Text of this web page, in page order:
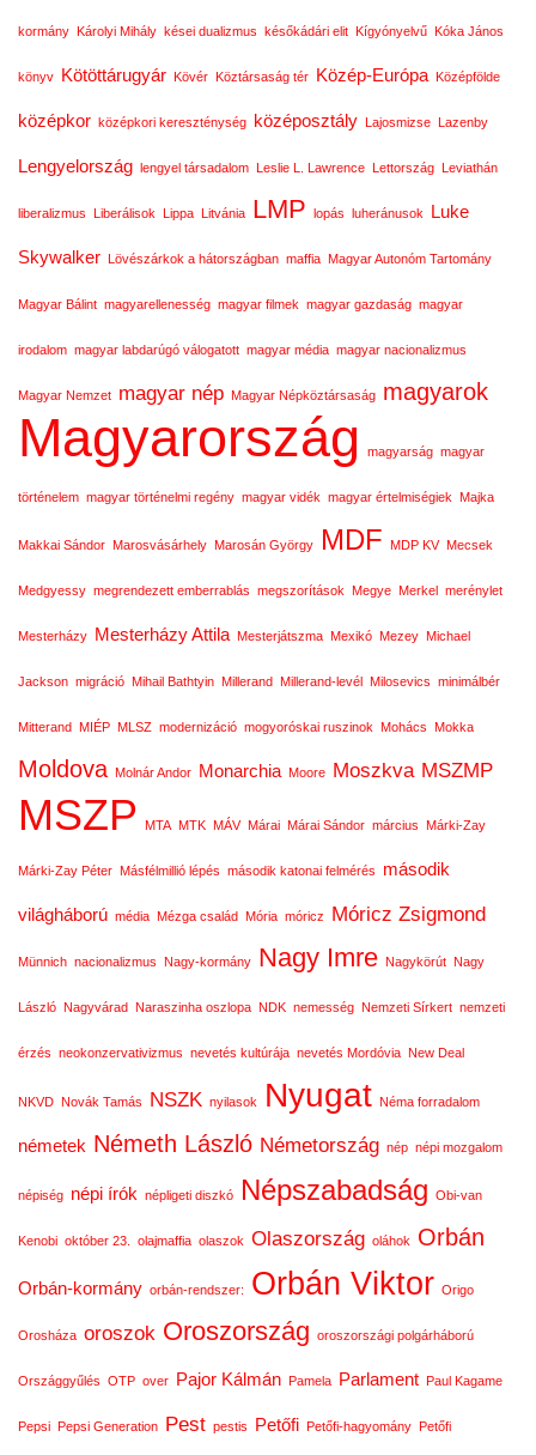
kormány Károlyi Mihály kései dualizmus későkádári elit Kígyónyelvű Kóka János
könyv Kötöttárugyár Kövér Köztársaság tér Közép-Európa Középfölde
középkor középkori kereszténység középosztály Lajosmizse Lazenby
Lengyelország lengyel társadalom Leslie L. Lawrence Lettország Leviathán
liberalizmus Liberálisok Lippa Litvánia LMP lopás luheránusok Luke
Skywalker Lövészárkok a hátországban maffia Magyar Autonóm Tartomány
Magyar Bálint magyarellenesség magyar filmek magyar gazdaság magyar
irodalom magyar labdarúgó válogatott magyar média magyar nacionalizmus
Magyar Nemzet magyar nép Magyar Népköztársaság magyarok
Magyarország magyarság magyar
történelem magyar történelmi regény magyar vidék magyar értelmiségiek Majka
Makkai Sándor Marosvásárhely Marosán György MDF MDP KV Mecsek
Medgyessy megrendezett emberrablás megszorítások Megye Merkel merénylet
Mesterházy Mesterházy Attila Mesterjátszma Mexikó Mezey Michael
Jackson migráció Mihail Bathtyin Millerand Millerand-levél Milosevics minimálbér
Mitterand MIÉP MLSZ modernizáció mogyoróskai ruszinok Mohács Mokka
Moldova Molnár Andor Monarchia Moore Moszkva MSZMP
MSZP MTA MTK MÁV Márai Márai Sándor március Márki-Zay
Márki-Zay Péter Másfélmillió lépés második katonai felmérés második
világháború média Mézga család Mória móricz Móricz Zsigmond
Münnich nacionalizmus Nagy-kormány Nagy Imre Nagykörút Nagy
László Nagyvárad Naraszinha oszlopa NDK nemesség Nemzeti Sírkert nemzeti
érzés neokonzervativizmus nevetés kultúrája nevetés Mordóvia New Deal
NKVD Novák Tamás NSZK nyilasok Nyugat Néma forradalom
németek Németh László Németország nép népi mozgalom
népiség népi írók népligeti diszkó Népszabadság Obi-van
Kenobi október 23. olajmaffia olaszok Olaszország oláhok Orbán
Orbán-kormány orbán-rendszer: Orbán Viktor Origo
Orosháza oroszok Oroszország oroszországi polgárháború
Országgyűlés OTP over Pajor Kálmán Pamela Parlament Paul Kagame
Pepsi Pepsi Generation Pest pestis Petőfi Petőfi-hagyomány Petőfi